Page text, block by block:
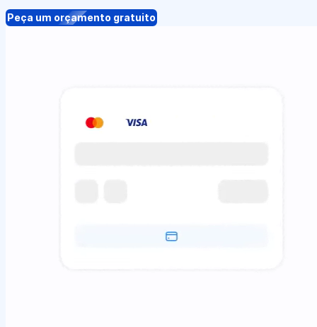
Peça um orçamento gratuito